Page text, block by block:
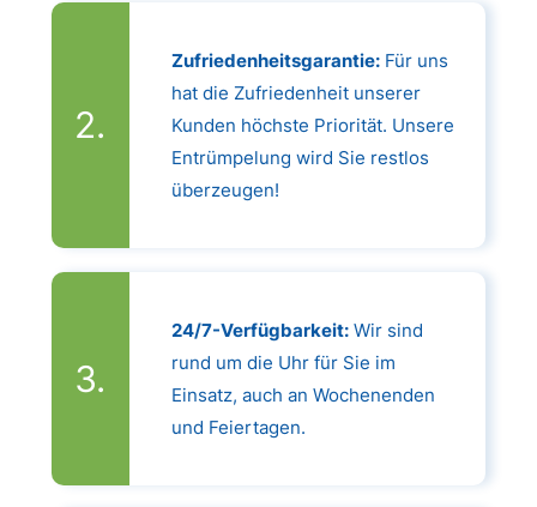
Zufriedenheitsgarantie:Für uns
hat die Zufriedenheit unserer
Kunden höchste Priorität. Unsere
Entrümpelung wird Sie restlos
überzeugen!
24/7-Verfügbarkeit:Wir sind
rund um die Uhr für Sie im
Einsatz, auch an Wochenenden
und Feiertagen.